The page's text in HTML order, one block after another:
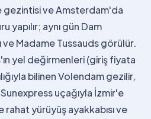
gezintisi ve Amsterdam'da
yapılır; aynı gün Dam
ve Madame Tussauds görülür.
yel değirmenleri (giriş fiyata
bilinen Volendam gezilir,
uçağıyla İzmir'e
yürüyüş ayakkabısı ve